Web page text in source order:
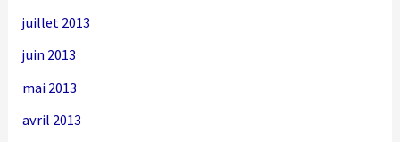
juillet 2013
juin 2013
mai 2013
avril 2013